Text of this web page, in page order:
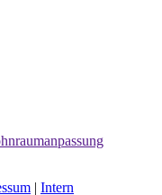
| Intern